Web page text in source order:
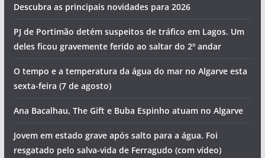
Descubra as principais novidades para 2026
PJ de Portimão detém suspeitos de tráfico em Lagos. Um
deles ficou gravemente ferido ao saltar do 2º andar
O tempo e a temperatura da água do mar no Algarve esta
sexta-feira (7 de agosto)
Ana Bacalhau, The Gift e Buba Espinho atuam no Algarve
Jovem em estado grave após salto para a água. Foi
resgatado pelo salva-vida de Ferragudo (com vídeo)